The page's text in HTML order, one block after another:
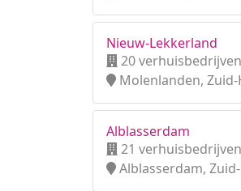
Nieuw-Lekkerland
20
Molenlanden,
Alblasserdam
21
Alblasserdam,